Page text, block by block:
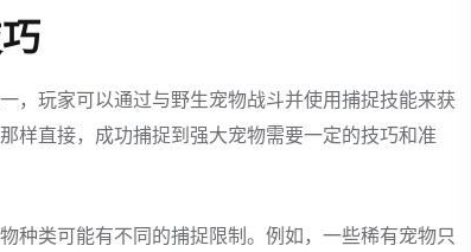
，玩家可以通过与野生宠物战斗并使用捕捉技能来获
样直接，成功捕捉到强大宠物需要一定的技巧和准
种类可能有不同的捕捉限制。例如，一些稀有宠物只